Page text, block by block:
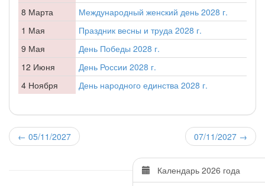
8 Марта
Международный женский день 2028 г.
1 Мая
Праздник весны и труда 2028 г.
9 Мая
День Победы 2028 г.
12 Июня
День России 2028 г.
4 Ноября
День народного единства 2028 г.
← 05/11/2027 07/11/2027 →
Календарь 2026 года